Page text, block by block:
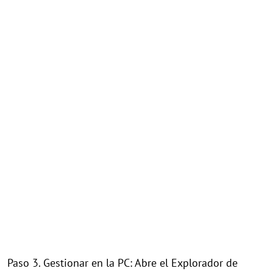
Paso 3. Gestionar en la PC: Abre el Explorador de